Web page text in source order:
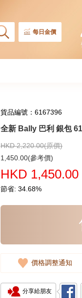
每日金價
貨品編號：6167396
全新 Bally 巴利 銀包
HKD 2,220.00(原價)
1,450.00(參考價)
HKD 1,450.00
節省: 34.68%
價格調整通知
分享給朋友
無